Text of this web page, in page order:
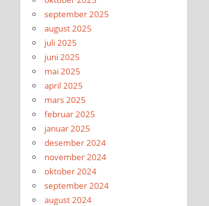
september 2025
august 2025
juli 2025
juni 2025
mai 2025
april 2025
mars 2025
februar 2025
januar 2025
desember 2024
november 2024
oktober 2024
september 2024
august 2024